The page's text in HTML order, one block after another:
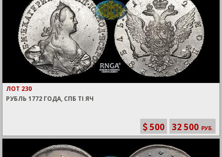
ЛОТ 230
РУБЛЬ 1772 ГОДА, СПБ TI ЯЧ
500 32 500 РУБ.